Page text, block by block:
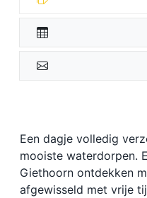
Een dagje volledig
mooiste waterdorpen.
Giethoorn ontdekken
afgewisseld met vrije